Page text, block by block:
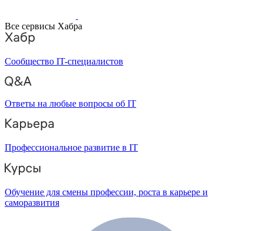
Все сервисы Хабра
Сообщество IT-специалистов
Ответы на любые вопросы об IT
Профессиональное развитие в IT
Обучение для смены профессии, роста в карьере и
саморазвития